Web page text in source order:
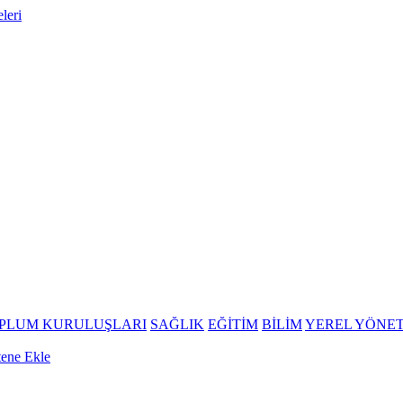
KURULUŞLARI SAĞLIK EĞİTİM BİLİMYEREL
Ekle